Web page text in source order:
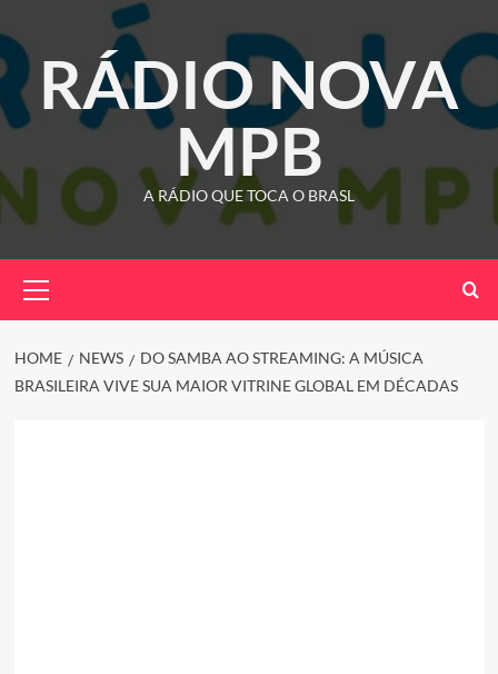
to
contentRÁDIO NOVA
MPB
A RÁDIO QUE TOCA O BRASL
Menu
HOME NEWS
DO SAMBA AO STREAMING: A MÚSICA
BRASILEIRA VIVE SUA MAIOR VITRINE GLOBAL EM DÉCADAS